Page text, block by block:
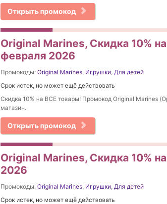
Открыть промокод
Original Marines, Скидка 10%
февраля 2026
Промокоды: Original Marines, Игрушки, Для детей
Срок истек, но может ещё действовать
Скидка 10% на ВСЕ товары! Промокод Original Marines
магазин.
Открыть промокод
Original Marines, Скидка 10%
2026
Промокоды: Original Marines, Игрушки, Для детей
Срок истек, но может ещё действовать